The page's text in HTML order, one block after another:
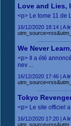
Love and Lies,
<p> Le tome 11 de
16/12/2020 18:14 | A
We Never
<p> Il a été
nev ...
16/12/2020 17:46 | A
Tokyo
<p> Le site officiel
16/12/2020 17:20 | A